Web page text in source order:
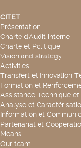
CITET
Présentation
Charte d'Audit interne
Charte et Politique
Vision and strategy
Activities
Transfert et Innovation
Formation et
Assistance Technique
Analyse et
Information et
Partenariat et
Means
Our team